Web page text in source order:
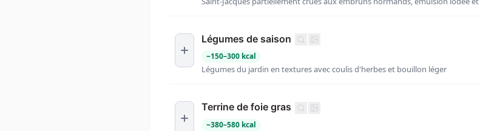
Légumes de saison
~150–300 kcal
Légumes du jardin en textures avec coulis d'herbes et bouillon léger
Terrine de foie gras
~380–580 kcal